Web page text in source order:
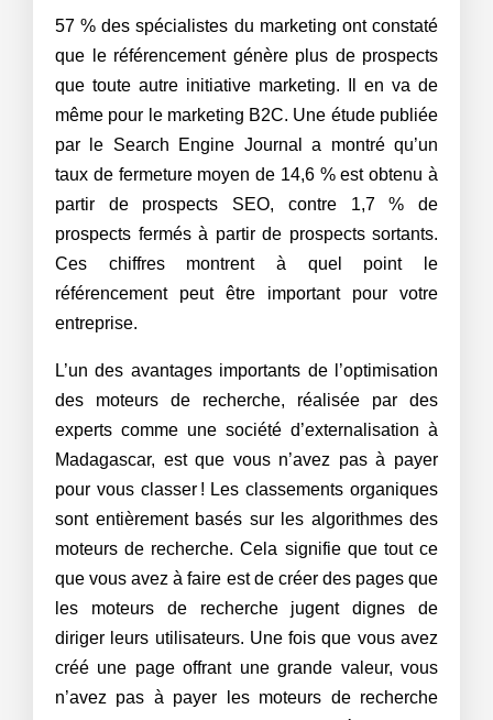
57 % des spécialistes du marketing ont constaté
que le référencement génère plus de prospects
que toute autre initiative marketing. Il en va de
même pour le marketing B2C. Une étude publiée
par le Search Engine Journal a montré qu’un
taux de fermeture moyen de 14,6 % est obtenu à
partir de prospects SEO, contre 1,7 % de
prospects fermés à partir de prospects sortants.
Ces chiffres montrent à quel point le
référencement peut être important pour votre
entreprise.
L’un des avantages importants de l’optimisation
des moteurs de recherche, réalisée par des
experts comme une société d’externalisation à
Madagascar, est que vous n’avez pas à payer
pour vous classer ! Les classements organiques
sont entièrement basés sur les algorithmes des
moteurs de recherche. Cela signifie que tout ce
que vous avez à faire est de créer des pages que
les moteurs de recherche jugent dignes de
diriger leurs utilisateurs. Une fois que vous avez
créé une page offrant une grande valeur, vous
n’avez pas à payer les moteurs de recherche